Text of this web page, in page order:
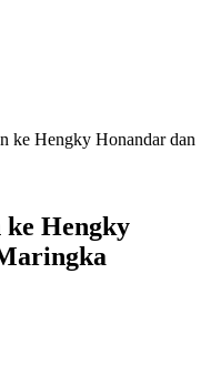
ke Hengky Honandar dan
Hengky